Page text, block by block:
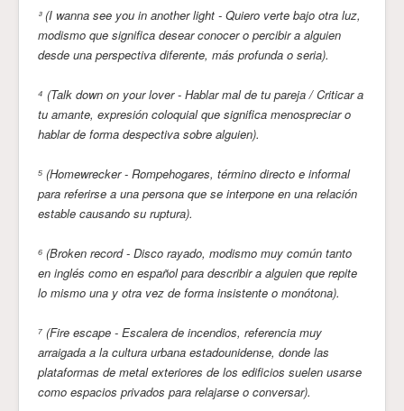
³ (I wanna see you in another light - Quiero verte bajo otra luz,
modismo que significa desear conocer o percibir a alguien
desde una perspectiva diferente, más profunda o seria).
⁴ (Talk down on your lover - Hablar mal de tu pareja / Criticar a
tu amante, expresión coloquial que significa menospreciar o
hablar de forma despectiva sobre alguien).
⁵ (Homewrecker - Rompehogares, término directo e informal
para referirse a una persona que se interpone en una relación
estable causando su ruptura).
⁶ (Broken record - Disco rayado, modismo muy común tanto
en inglés como en español para describir a alguien que repite
lo mismo una y otra vez de forma insistente o monótona).
⁷ (Fire escape - Escalera de incendios, referencia muy
arraigada a la cultura urbana estadounidense, donde las
plataformas de metal exteriores de los edificios suelen usarse
como espacios privados para relajarse o conversar).